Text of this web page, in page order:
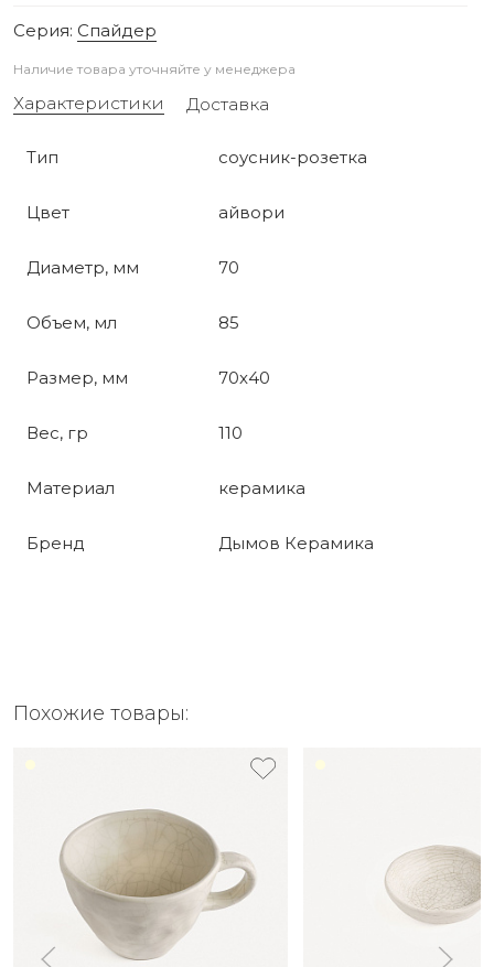
Серия: Спайдер
Наличие товара уточняйте у менеджера
Характеристики Доставка
Тип соусник-розетка
Цвет айвори
Диаметр, мм 70
Объем, мл 85
Размер, мм 70x40
Вес, гр 110
Материал керамика
Бренд Дымов Керамика
Похожие товары: